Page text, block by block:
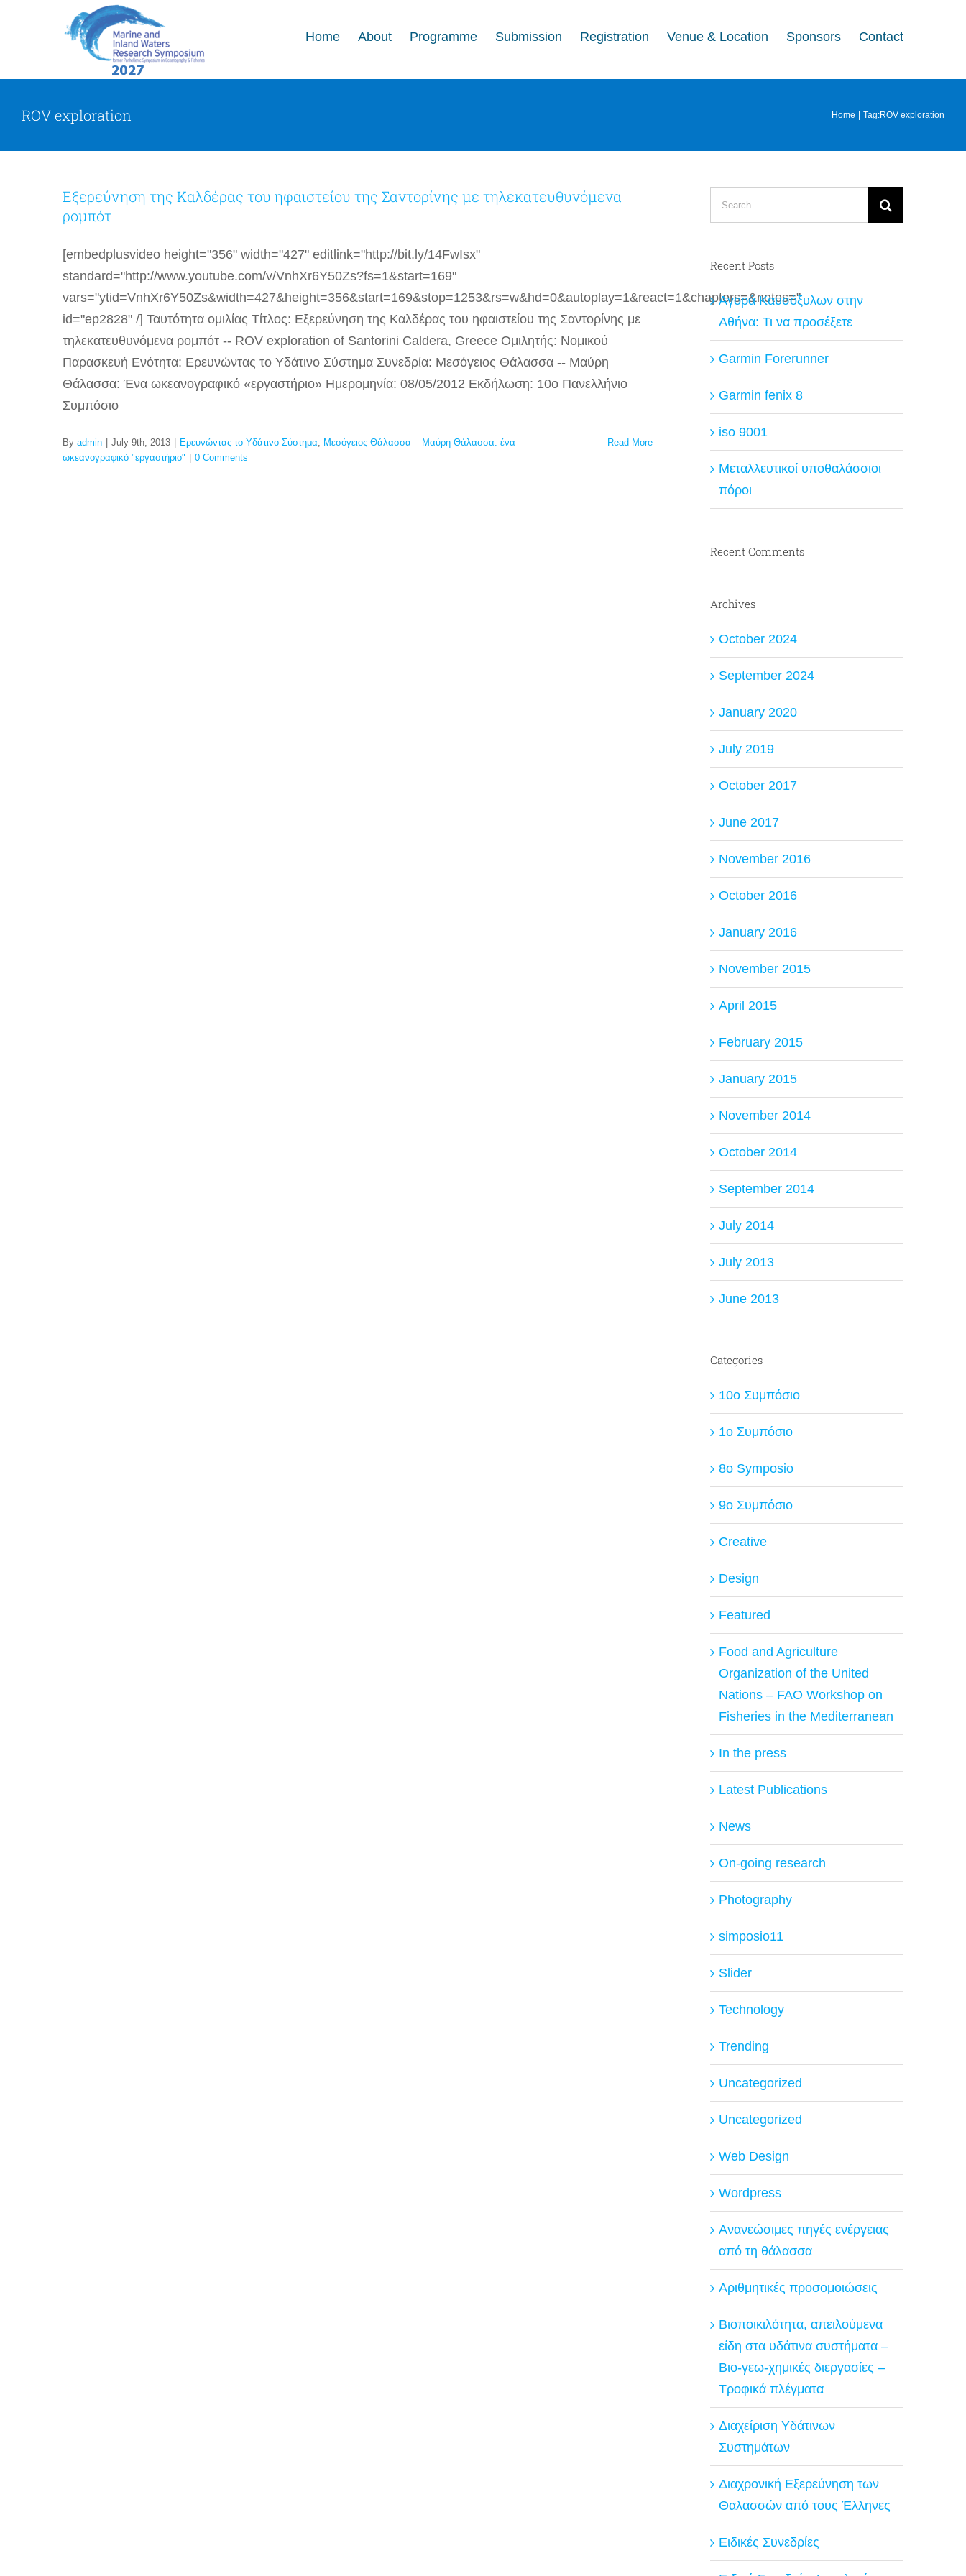
Home About Programme Submission Registration Venue & Location Sponsors Contact
ROV exploration Home Tag:ROV exploration
Εξερεύνηση της Καλδέρας του ηφαιστείου της Σαντορίνης με τηλεκατευθυνόμενα
ρομπότ
[embedplusvideo height="356" width="427" editlink="http://bit.ly/14FwIsx"
standard="http://www.youtube.com/v/VnhXr6Y50Zs?fs=1&start=169"
vars="ytid=VnhXr6Y50Zs&width=427&height=356&start=169&stop=1253&rs=w&hd=0&autoplay=1&react=1&chapters=&notes="
id="ep2828" /] Ταυτότητα ομιλίας Τίτλος: Εξερεύνηση της Καλδέρας του ηφαιστείου της Σαντορίνης με
τηλεκατευθυνόμενα ρομπότ -- ROV exploration of Santorini Caldera, Greece Ομιλητής: Νομικού
Παρασκευή Ενότητα: Ερευνώντας το Υδάτινο Σύστημα Συνεδρία: Μεσόγειος Θάλασσα -- Μαύρη
Θάλασσα: Ένα ωκεανογραφικό «εργαστήριο» Ημερομηνία: 08/05/2012 Εκδήλωση: 10ο Πανελλήνιο
Συμπόσιο
By admin July 9th, 2013 Ερευνώντας το Υδάτινο Σύστημα, Μεσόγειος Θάλασσα – Μαύρη Θάλασσα: ένα
ωκεανογραφικό "εργαστήριο"
0 Comments
Read More
for:
Recent Posts
Αγορά Καυσόξυλων στην
Αθήνα: Τι να προσέξετε
Garmin Forerunner
Garmin fenix 8
iso 9001
Μεταλλευτικοί υποθαλάσσιοι
πόροι
Recent Comments
Archives
October 2024
September 2024
January 2020
July 2019
October 2017
June 2017
November 2016
October 2016
January 2016
November 2015
April 2015
February 2015
January 2015
November 2014
October 2014
September 2014
July 2014
July 2013
June 2013
Categories
10ο Συμπόσιο
1ο Συμπόσιο
8o Symposio
9ο Συμπόσιο
Creative
Design
Featured
Food and Agriculture
Organization of the United
Nations – FAO Workshop on
Fisheries in the Mediterranean
In the press
Latest Publications
News
On-going research
Photography
simposio11
Slider
Technology
Trending
Uncategorized
Uncategorized
Web Design
Wordpress
Ανανεώσιμες πηγές ενέργειας
από τη θάλασσα
Αριθμητικές προσομοιώσεις
Βιοποικιλότητα, απειλούμενα
είδη στα υδάτινα συστήματα –
Βιο-γεω-χημικές διεργασίες –
Τροφικά πλέγματα
Διαχείριση Υδάτινων
Συστημάτων
Διαχρονική Εξερεύνηση των
Θαλασσών από τους Έλληνες
Ειδικές Συνεδρίες